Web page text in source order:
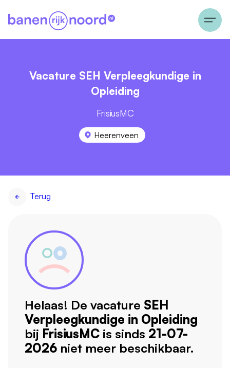
Vacature SEH Verpleegkundige in
Opleiding
FrisiusMC
Heerenveen
Terug
Helaas! De vacature SEH
Verpleegkundige in Opleiding
bij FrisiusMC is sinds 21-07-
2026 niet meer beschikbaar.